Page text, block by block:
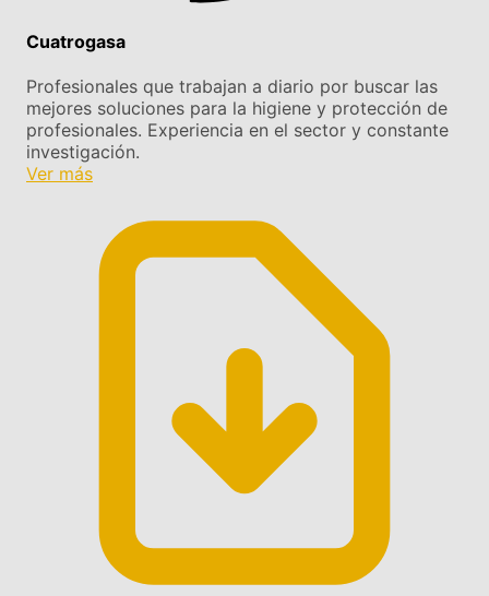
Cuatrogasa
Profesionales que trabajan a diario por buscar las
mejores soluciones para la higiene y protección de
profesionales. Experiencia en el sector y constante
investigación.
Ver más